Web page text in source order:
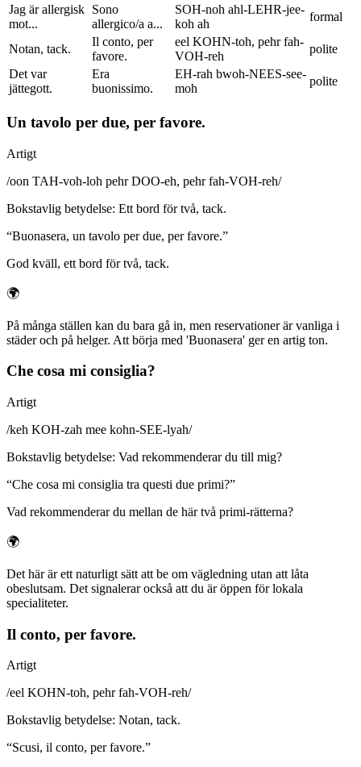
Jag är allergisk
mot...
Sono
allergico/a a...
SOH-noh ahl-LEHR-jee-
koh ah
formal
Notan, tack.
Il conto, per
favore.
eel KOHN-toh, pehr fah-
VOH-reh
polite
Det var
jättegott.
Era
buonissimo.
EH-rah bwoh-NEES-see-
moh
polite
Un tavolo per due, per favore.
Artigt
/oon TAH-voh-loh pehr DOO-eh, pehr fah-VOH-reh/
Bokstavlig betydelse: Ett bord för två, tack.
“Buonasera, un tavolo per due, per favore.”
God kväll, ett bord för två, tack.
🌍
På många ställen kan du bara gå in, men reservationer är vanliga i
städer och på helger. Att börja med 'Buonasera' ger en artig ton.
Che cosa mi consiglia?
Artigt
/keh KOH-zah mee kohn-SEE-lyah/
Bokstavlig betydelse: Vad rekommenderar du till mig?
“Che cosa mi consiglia tra questi due primi?”
Vad rekommenderar du mellan de här två primi-rätterna?
🌍
Det här är ett naturligt sätt att be om vägledning utan att låta
obeslutsam. Det signalerar också att du är öppen för lokala
specialiteter.
Il conto, per favore.
Artigt
/eel KOHN-toh, pehr fah-VOH-reh/
Bokstavlig betydelse: Notan, tack.
“Scusi, il conto, per favore.”